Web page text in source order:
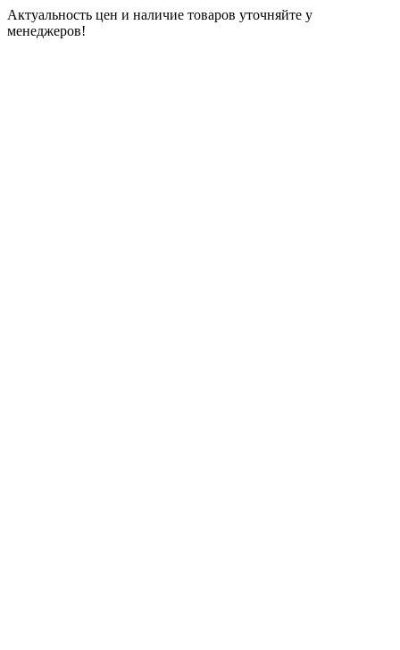
Актуальность цен и наличие товаров уточняйте у
менеджеров!